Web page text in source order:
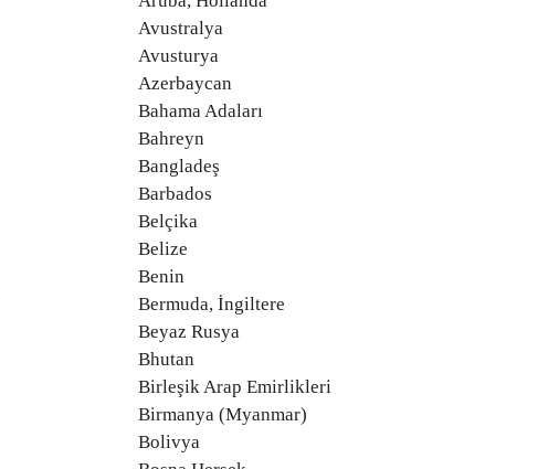
Avustralya
Avusturya
Azerbaycan
Bahama Adaları
Bahreyn
Bangladeş
Barbados
Belçika
Belize
Benin
Bermuda, İngiltere
Beyaz Rusya
Bhutan
Birleşik Arap Emirlikleri
Birmanya (Myanmar)
Bolivya